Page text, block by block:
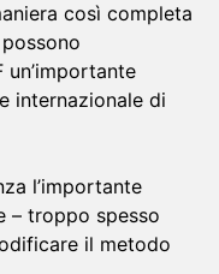
‌così‌ completa‌
‌internazionale‌ ‌di‌
l’importante
– troppo spesso
il metodo